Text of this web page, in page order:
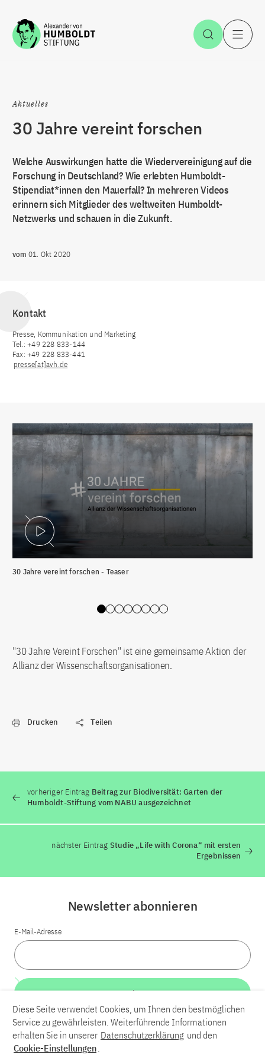
Zum Inhalt springen Suche
Aktuelles
30 Jahre vereint forschen
Welche Auswirkungen hatte die Wiedervereinigung auf die
Forschung in Deutschland? Wie erlebten Humboldt-
Stipendiat*innen den Mauerfall? In mehreren Videos
erinnern sich Mitglieder des weltweiten Humboldt-
Netzwerks und schauen in die Zukunft.
vom 01. Okt 2020
Kontakt
Presse, Kommunikation und Marketing
Tel.: +49 228 833-144
Fax: +49 228 833-441
presse[at]avh.de
30 Jahre vereint forschen - Teaser
Slide 0
Slide 1
Slide 2
Slide 3
Slide 4
Slide 5
Slide 6
Slide 7
"30 Jahre Vereint Forschen" ist eine gemeinsame Aktion der
Allianz der Wissenschaftsorganisationen.
Drucken Teilen
vorheriger Eintrag Beitrag zur Biodiversität: Garten der
Humboldt-Stiftung vom NABU ausgezeichnet
nächster Eintrag Studie „Life with Corona“ mit ersten
Ergebnissen
LinkedInBlueskyYouTube
Newsletter abonnieren
E-Mail-Adresse
Weiter
Diese Seite verwendet Cookies, um Ihnen den bestmöglichen
Service zu gewährleisten. Weiterführende Informationen
erhalten Sie in unserer Datenschutzerklärung und den
Cookie-Einstellungen.